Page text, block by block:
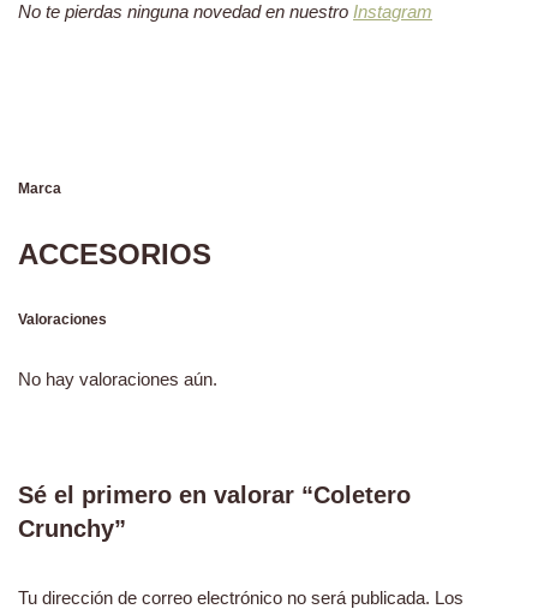
No te pierdas ninguna novedad en nuestro Instagram
Marca
ACCESORIOS
Valoraciones
No hay valoraciones aún.
Sé el primero en valorar “Coletero
Crunchy”
Tu dirección de correo electrónico no será publicada. Los